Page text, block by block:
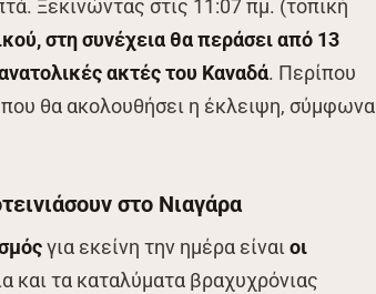
Ξεκινώντας στις 11:07 πμ. (τοπική
στη συνέχεια θα περάσει από 13
ακτές του Καναδά. Περίπου
θα ακολουθήσει η έκλειψη, σύμφωνα
στο Νιαγάρα
για εκείνη την ημέρα είναιοι
και τα καταλύματα βραχυχρόνιας